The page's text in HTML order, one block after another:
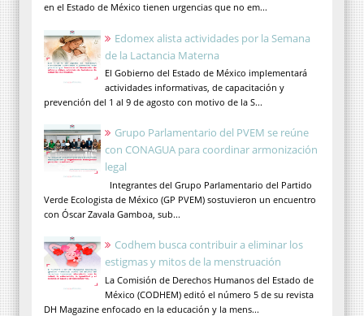
en el Estado de México tienen urgencias que no em...
Edomex alista actividades por la Semana
de la Lactancia Materna
El Gobierno del Estado de México implementará
actividades informativas, de capacitación y
prevención del 1 al 9 de agosto con motivo de la S...
Grupo Parlamentario del PVEM se reúne
con CONAGUA para coordinar armonización
legal
Integrantes del Grupo Parlamentario del Partido
Verde Ecologista de México (GP PVEM) sostuvieron un encuentro
con Óscar Zavala Gamboa, sub...
Codhem busca contribuir a eliminar los
estigmas y mitos de la menstruación
La Comisión de Derechos Humanos del Estado de
México (CODHEM) editó el número 5 de su revista
DH Magazine enfocado en la educación y la mens...